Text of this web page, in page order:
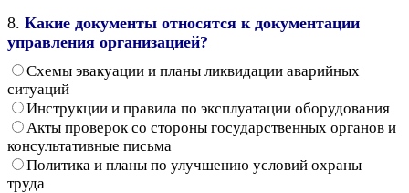
8. Какие документы относятся к документации
управления организацией?
Схемы эвакуации и планы ликвидации аварийных
ситуаций
Инструкции и правила по эксплуатации оборудования
Акты проверок со стороны государственных органов и
консультативные письма
Политика и планы по улучшению условий охраны
труда